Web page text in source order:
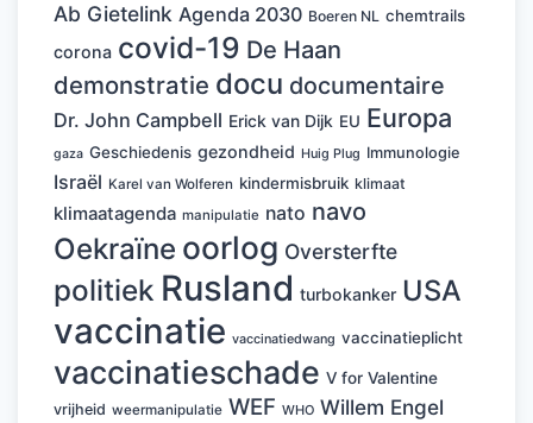
Ab Gietelink Agenda 2030 Boeren NL chemtrails
corona covid-19 De Haan
demonstratie docu documentaire
Dr. John Campbell Erick van Dijk EU Europa
gaza Geschiedenis gezondheid Huig Plug Immunologie
Israël Karel van Wolferen kindermisbruik klimaat
klimaatagenda manipulatie nato navo
Oekraïne oorlog Oversterfte
politiek Rusland turbokanker USA
vaccinatie vaccinatiedwang vaccinatieplicht
vaccinatieschade V for Valentine
vrijheid weermanipulatie WEF WHO Willem Engel